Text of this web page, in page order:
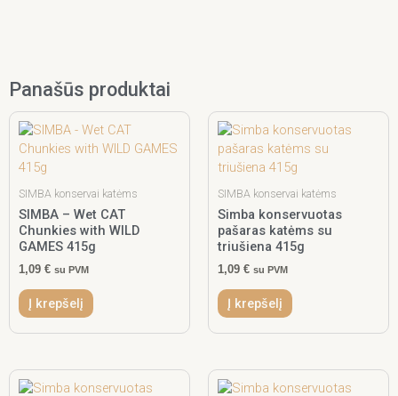
Panašūs produktai
SIMBA konservai katėms
SIMBA – Wet CAT
Chunkies with WILD
GAMES 415g
1,09 € su PVM
Į krepšelį
SIMBA konservai katėms
Simba konservuotas
pašaras katėms su
triušiena 415g
1,09 € su PVM
Į krepšelį